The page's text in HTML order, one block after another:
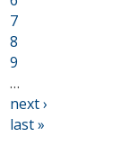
7
8
9
…
next ›
last »